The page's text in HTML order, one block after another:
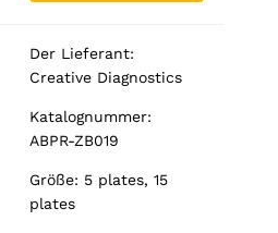
Der Lieferant:
Creative Diagnostics
Katalognummer:
ABPR-ZB019
Größe: 5 plates, 15
plates